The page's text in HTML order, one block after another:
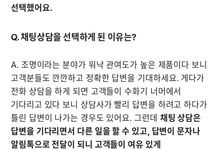
선택했어요.
Q. 채팅상담을 선택하게 된 이유는?
A. 조명이라는 분야가 워낙 관여도가 높은 제품이다 보니
고객분들도 깐깐하고 정확한 답변을 기대하세요. 게다가
전화 상담을 하게 되면 고객들이 수화기 너머에서
기다리고 있다 보니 상담사가 빨리 답변을 하려고 하다가
틀린 답변이 나가는 경우도 있어요. 그런데 채팅 상담은
답변을 기다리면서 다른 일을 할 수 있고, 답변이 문자나
알림톡으로 전달이 되니 고객들이 여유 있게